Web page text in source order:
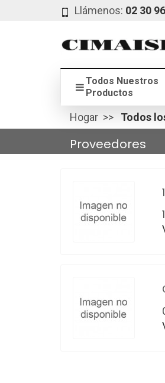
Llámenos: 02 30
Todos Nuestros
Productos
Hogar Todos
Proveedores